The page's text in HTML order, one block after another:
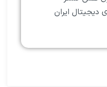
دیجیتال ایران